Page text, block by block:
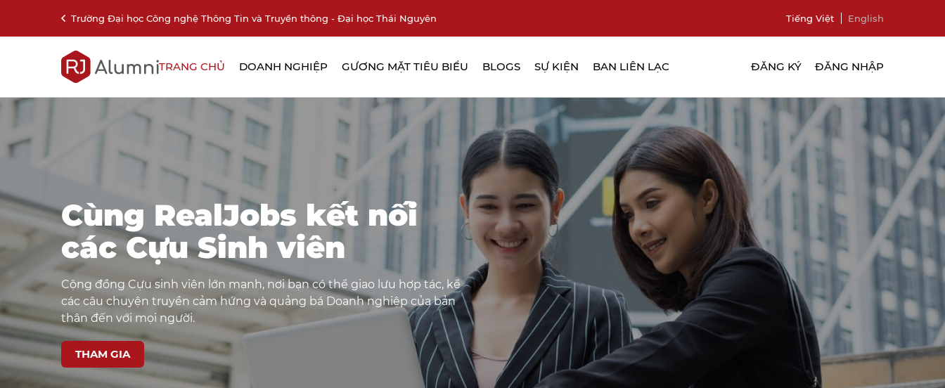
Trường Đại học Công nghệ Thông Tin và Truyền thông - Đại học Thái Nguyên Tiếng Việt English
TRANG CHỦ DOANH NGHIỆP GƯƠNG MẶT TIÊU BIỂU BLOGS SỰ KIỆN BAN LIÊN LẠC ĐĂNG KÝ ĐĂNG NHẬP
Cùng RealJobs kết nối
các Cựu Sinh viên
Cộng đồng Cựu sinh viên lớn mạnh, nơi bạn có thể giao lưu hợp tác, kể
các câu chuyện truyền cảm hứng và quảng bá Doanh nghiệp của bản
thân đến với mọi người.
THAM GIA